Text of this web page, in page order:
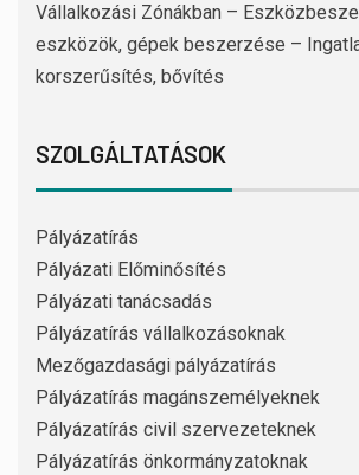
Vállalkozási Zónákban –
eszközök, gépek beszerzése –
korszerűsítés, bővítés
SZOLGÁLTATÁSOK
Pályázatírás
Pályázati Előminősítés
Pályázati tanácsadás
Pályázatírás vállalkozásoknak
Mezőgazdasági pályázatírás
Pályázatírás magánszemélyeknek
Pályázatírás civil szervezeteknek
Pályázatírás önkormányzatoknak